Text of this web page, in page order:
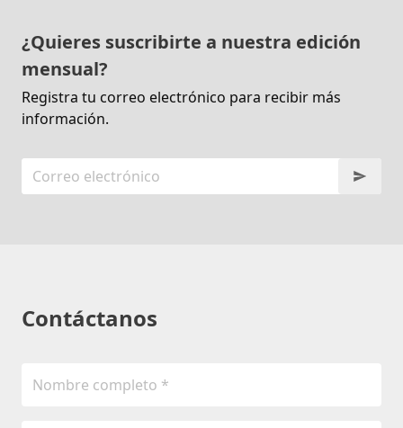
¿Quieres suscribirte a nuestra edición
mensual?
Registra tu correo electrónico para recibir más
información.
Contáctanos